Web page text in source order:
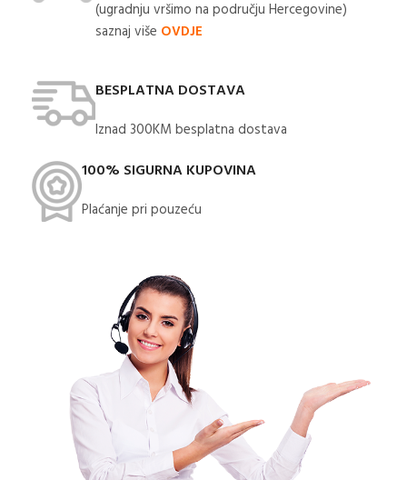
(ugradnju vršimo na području Hercegovine)
saznaj više OVDJE
BESPLATNA DOSTAVA
Iznad 300KM besplatna dostava​
100% SIGURNA KUPOVINA
Plaćanje pri pouzeću